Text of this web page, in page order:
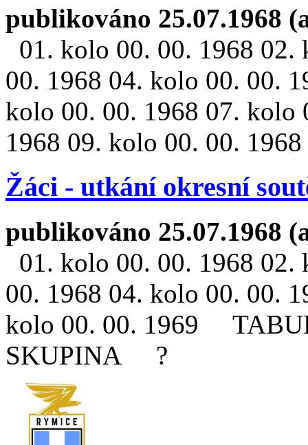
publikováno 25.07.1968
01. kolo 00. 00. 1968
00. 1968 04. kolo 00. 00.
kolo 00. 00. 1968 07. kolo
1968 09. kolo 00. 00.
Žáci - utkání okresní
publikováno 25.07.1968
01. kolo 00. 00. 1968
00. 1968 04. kolo 00. 00.
kolo 00. 00. 1969
SKUPINA ?